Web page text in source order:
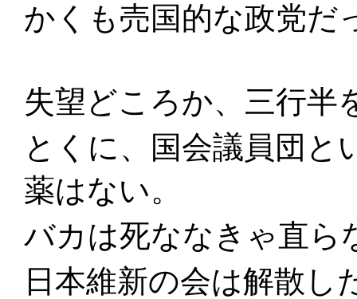
かくも売国的な政党だ
失望どころか、三行半
とくに、国会議員団と
薬はない。
バカは死ななきゃ直ら
日本維新の会は解散し